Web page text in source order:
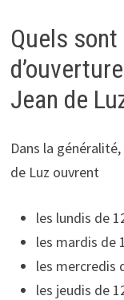
Quels
Jean de
Dans la
de Luz ouvrent
les lundis de
les mardis de
les mercredis
les jeudis de